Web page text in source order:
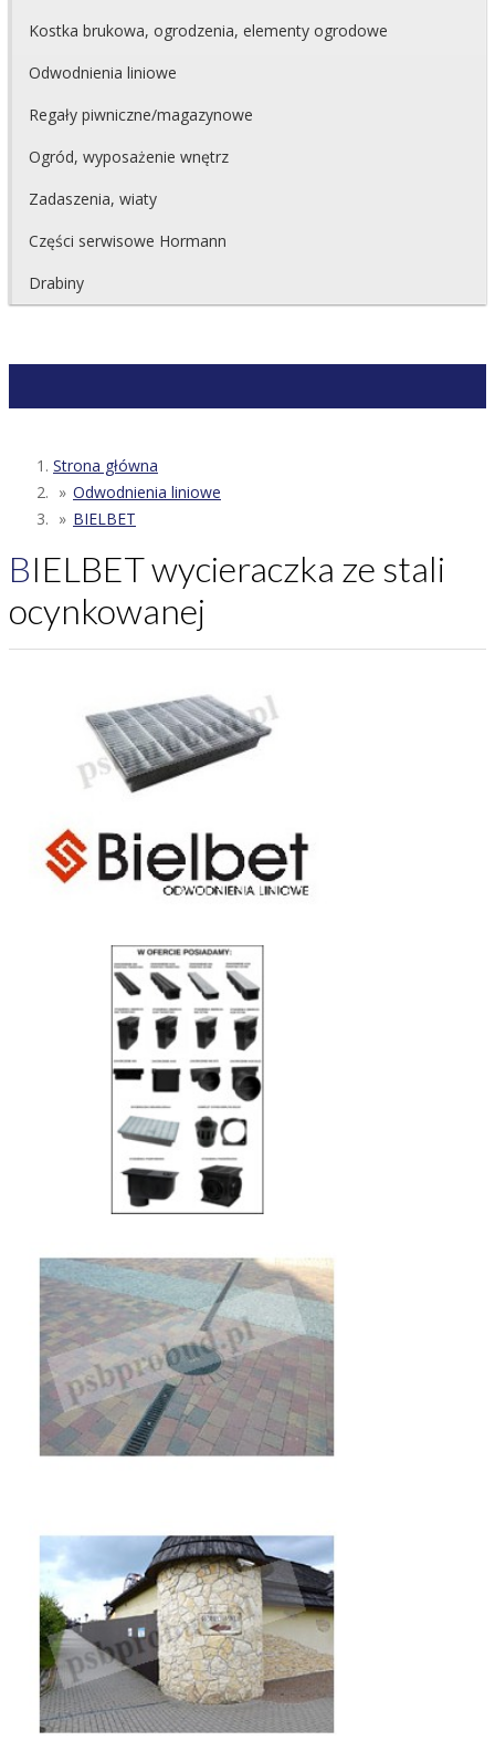
Kostka brukowa, ogrodzenia, elementy ogrodowe
Odwodnienia liniowe
Regały piwniczne/magazynowe
Ogród, wyposażenie wnętrz
Zadaszenia, wiaty
Części serwisowe Hormann
Drabiny
Strona główna
Odwodnienia liniowe
BIELBET
BIELBET wycieraczka ze stali
ocynkowanej